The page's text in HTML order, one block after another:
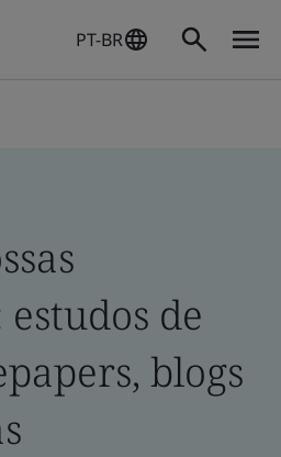
PT-BR
de
blogs